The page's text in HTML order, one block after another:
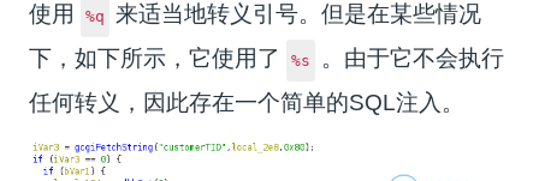
使用
%q
来适当地转义引号。但是在某些情况
下，如下所示，它使用了
%s
。由于它不会执行
任何转义，因此存在一个简单的SQL注入。